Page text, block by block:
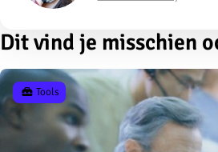
Dit vind je misschien
Tools